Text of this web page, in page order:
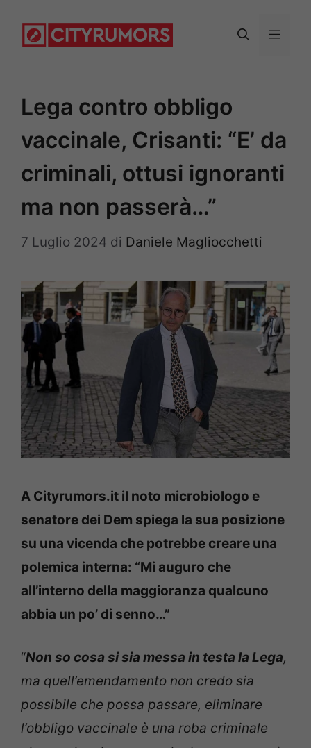
Menu
Lega contro obbligo
vaccinale, Crisanti: “E’ da
criminali, ottusi ignoranti
ma non passerà…”
7 Luglio 2024 di Daniele Magliocchetti
A Cityrumors.it il noto microbiologo e
senatore dei Dem spiega la sua posizione
su una vicenda che potrebbe creare una
polemica interna: “Mi auguro che
all’interno della maggioranza qualcuno
abbia un po’ di senno…”
“Non so cosa si sia messa in testa la Lega,
ma quell’emendamento non credo sia
possibile che possa passare, eliminare
l’obbligo vaccinale è una roba criminale